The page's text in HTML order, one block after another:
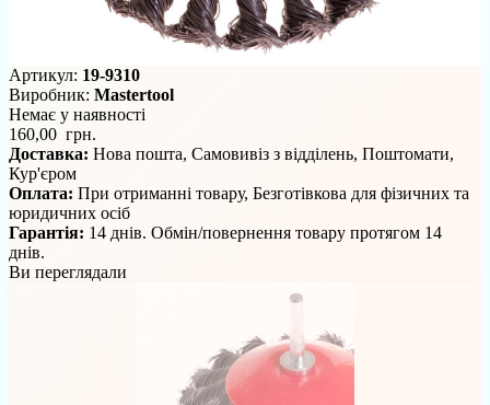
Артикул: 19-9310
Виробник: Mastertool
Немає у наявності
160,00 грн.
Доставка: Нова пошта, Самовивіз з відділень, Поштомати,
Кур'єром
Оплата: При отриманні товару, Безготівкова для фізичних та
юридичних осіб
Гарантія: 14 днів. Обмін/повернення товару протягом 14
днів.
Ви переглядали